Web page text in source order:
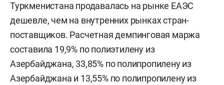
Туркменистана продавалась на рынке ЕАЭС
дешевле, чем на внутренних рынках стран-
поставщиков. Расчетная демпинговая маржа
составила 19,9% по полиэтилену из
Азербайджана, 33,85% по полипропилену из
Азербайджана и 13,55% по полипропилену из